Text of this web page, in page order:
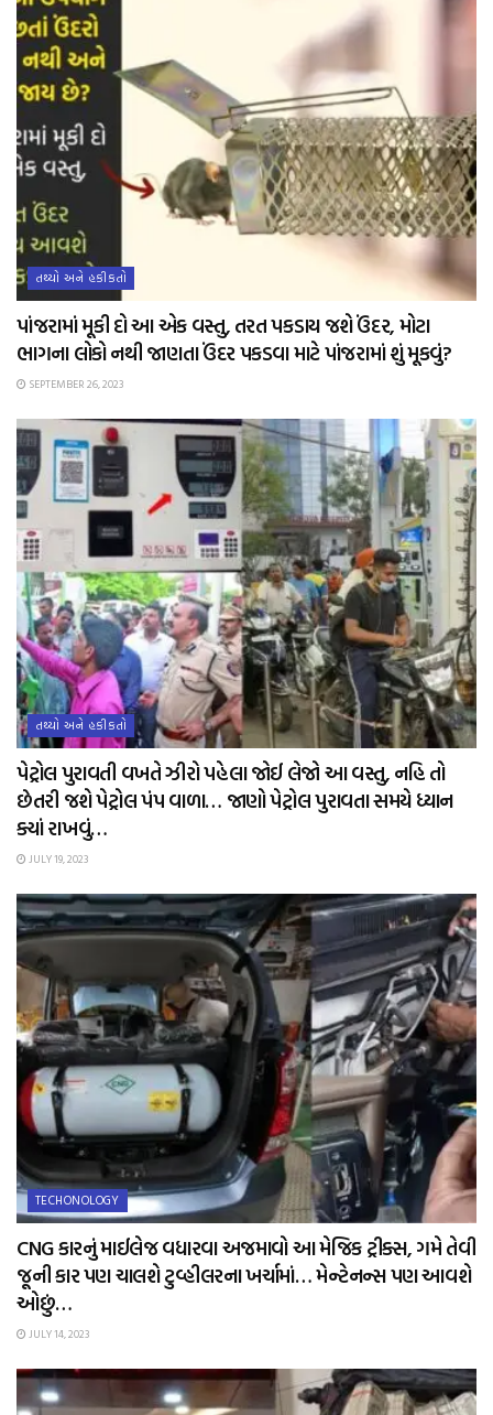
તથ્યો અને હકીકતો
પાંજરામાં મૂકી દો આ એક વસ્તુ, તરત પકડાય જશે ઉંદર, મોટા
ભાગના લોકો નથી જાણતા ઉંદર પકડવા માટે પાંજરામાં શું મૂકવું?
SEPTEMBER 26, 2023
તથ્યો અને હકીકતો
પેટ્રોલ પુરાવતી વખતે ઝીરો પહેલા જોઈ લેજો આ વસ્તુ, નહિ તો
છેતરી જશે પેટ્રોલ પંપ વાળા… જાણો પેટ્રોલ પુરાવતા સમયે ધ્યાન
ક્યાં રાખવું…
JULY 19, 2023
TECHONOLOGY
CNG કારનું માઈલેજ વધારવા અજમાવો આ મેજિક ટ્રીક્સ, ગમે તેવી
જૂની કાર પણ ચાલશે ટુવ્હીલરના ખર્ચામાં… મેન્ટેનન્સ પણ આવશે
ઓછું…
JULY 14, 2023